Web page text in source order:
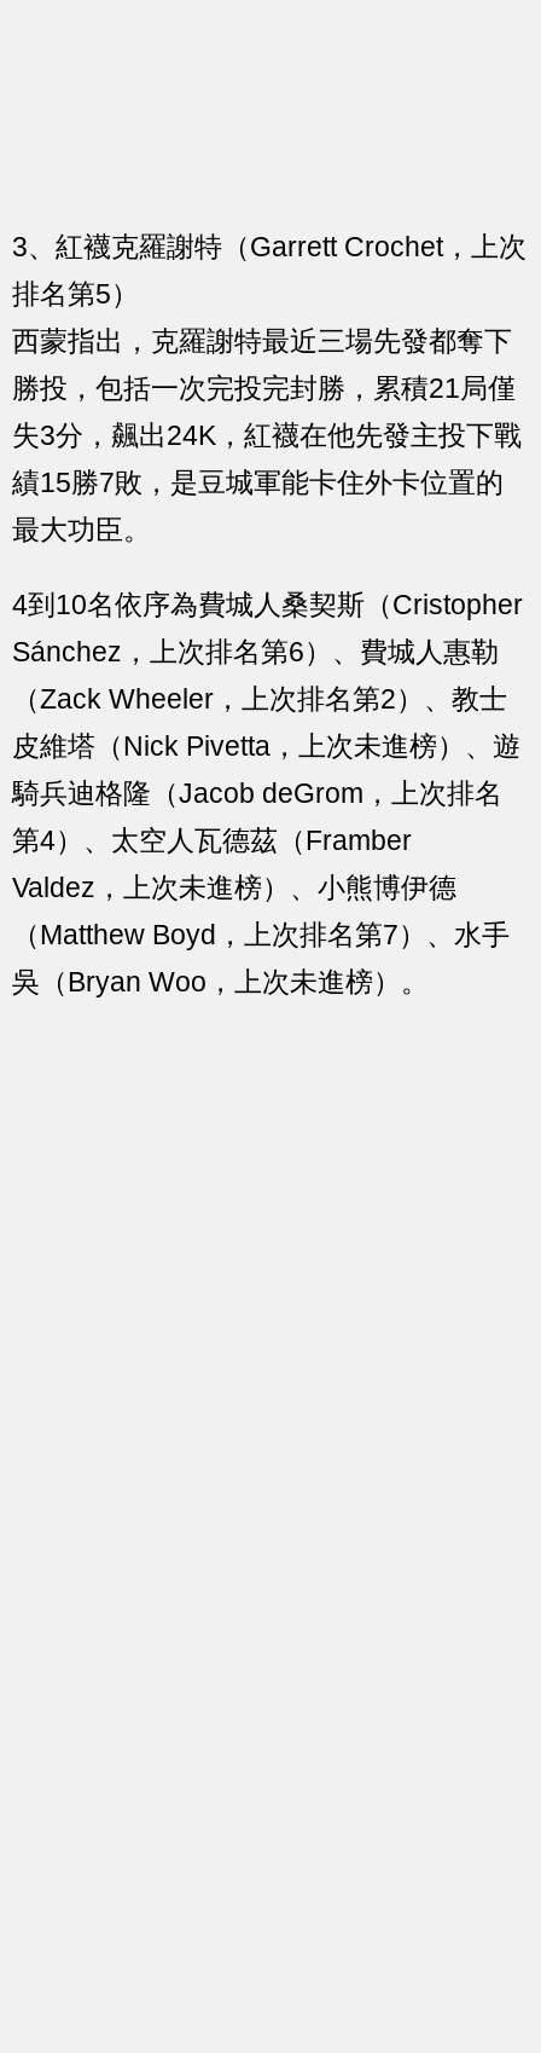
3、紅襪克羅謝特（Garrett Crochet，上次
排名第5）
西蒙指出，克羅謝特最近三場先發都奪下
勝投，包括一次完投完封勝，累積21局僅
失3分，飆出24K，紅襪在他先發主投下戰
績15勝7敗，是豆城軍能卡住外卡位置的
最大功臣。
4到10名依序為費城人桑契斯（Cristopher
Sánchez，上次排名第6）、費城人惠勒
（Zack Wheeler，上次排名第2）、教士
皮維塔（Nick Pivetta，上次未進榜）、遊
騎兵迪格隆（Jacob deGrom，上次排名
第4）、太空人瓦德茲（Framber
Valdez，上次未進榜）、小熊博伊德
（Matthew Boyd，上次排名第7）、水手
吳（Bryan Woo，上次未進榜）。